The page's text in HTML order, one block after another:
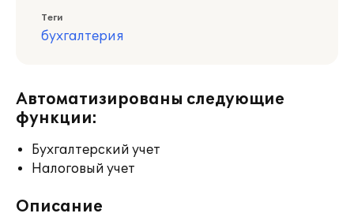
Теги
бухгалтерия
Автоматизированы следующие
функции:
Бухгалтерский учет
Налоговый учет
Описание